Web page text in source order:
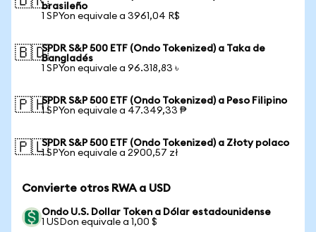
brasileño
1 SPYon equivale a 3961,04 R$
🇧🇩SPDR S&P 500 ETF (Ondo Tokenized) a Taka de
Bangladés
1 SPYon equivale a 96.318,83 ৳
🇵🇭SPDR S&P 500 ETF (Ondo Tokenized) a Peso Filipino
1 SPYon equivale a 47.349,33 ₱
🇵🇱SPDR S&P 500 ETF (Ondo Tokenized) a Złoty polaco
1 SPYon equivale a 2900,57 zł
Convierte otros RWA a USD
Ondo U.S. Dollar Token a Dólar estadounidense
1 USDon equivale a 1,00 $